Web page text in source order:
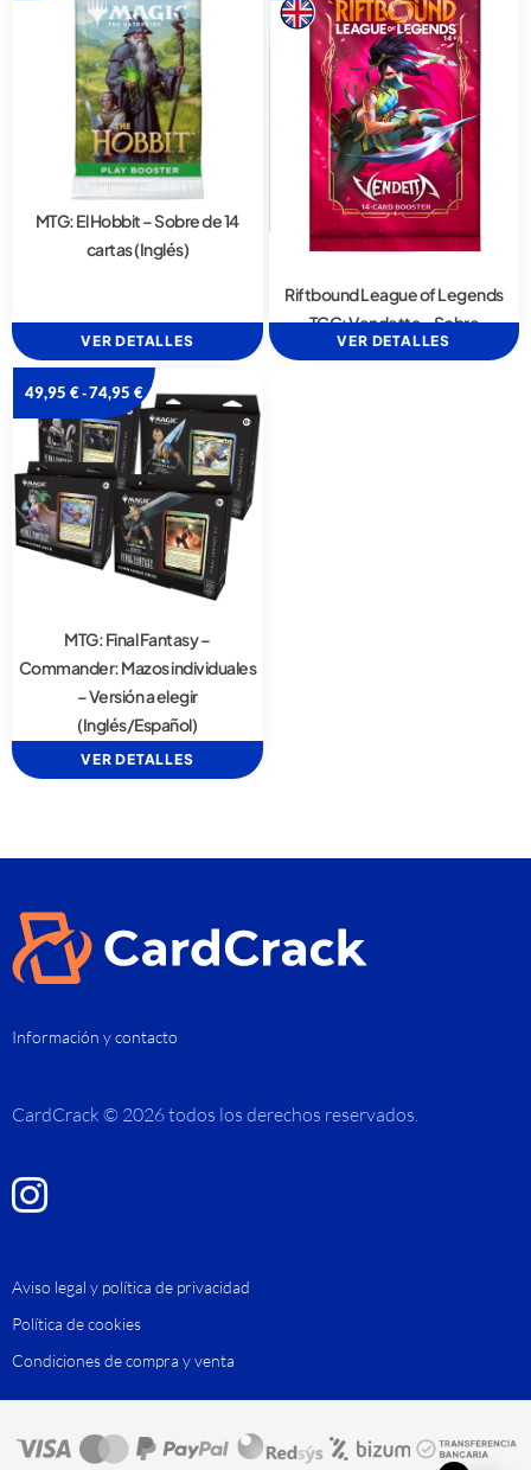
MTG: El Hobbit – Sobre de 14
cartas (Inglés)
VER DETALLES
Riftbound League of Legends
TCG: Vendetta – Sobre
VER DETALLES
49,95 €-74,95 €
MTG: Final Fantasy –
Commander: Mazos individuales
– Versión a elegir
(Inglés/Español)
VER DETALLES
Información y contacto
CardCrack © 2026 todos los derechos reservados.
Aviso legal y política de privacidad
Política de cookies
Condiciones de compra y venta